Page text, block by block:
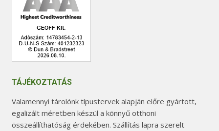
TÁJÉKOZTATÁS
Valamennyi tárolónk típustervek alapján előre gyártott,
egalizált méretben készül a könnyű otthoni
összeállíthatóság érdekében. Szállítás lapra szerelt